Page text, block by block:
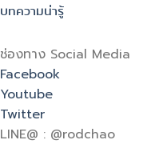
บทความน่ารู้
ช่องทาง Social Media
Facebook
Youtube
Twitter
LINE@ : @rodchao